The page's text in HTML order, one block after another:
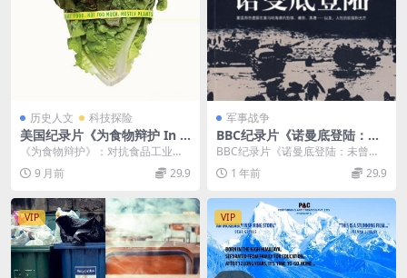
历史人文 科技探险
美国纪录片《为食物辩护 In D
efense of Food 2015》英语
无字 无水印纯净版 406P/MK
V/1.18G 饮食健康
《为食物辩护》：对抗食品工业时
代的健康宣言 美国2015年纪录片
《为食物辩护》（...
9 月前 29.9
军事战争
BBC纪录片《诺曼底登陆：未
曾听闻的录音带 D-Day: The
Unheard Tapes 2024》全3
集 英语中英双字 无水印纯净
陆
BBC纪录片《诺曼底登陆：未曾听
闻的录音带 D-Day: The Unheard...
1 年前 29.9
VIP VIP